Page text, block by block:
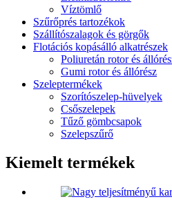
Víztömlő
Szűrőprés tartozékok
Szállítószalagok és görgők
Flotációs kopásálló alkatrészek
Poliuretán rotor és
Gumi rotor és állórész
Szeleptermékek
Szorítószelep-hüvelyek
Csőszelepek
Tűző gömbcsapok
Szelepszűrő
Kiemelt termékek